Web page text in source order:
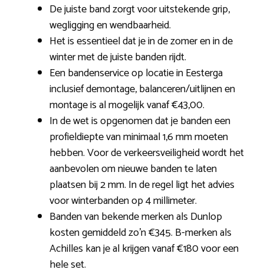
De juiste band zorgt voor uitstekende grip,
wegligging en wendbaarheid.
Het is essentieel dat je in de zomer en in de
winter met de juiste banden rijdt.
Een bandenservice op locatie in Eesterga
inclusief demontage, balanceren/uitlijnen en
montage is al mogelijk vanaf €43,00.
In de wet is opgenomen dat je banden een
profieldiepte van minimaal 1,6 mm moeten
hebben. Voor de verkeersveiligheid wordt het
aanbevolen om nieuwe banden te laten
plaatsen bij 2 mm. In de regel ligt het advies
voor winterbanden op 4 millimeter.
Banden van bekende merken als Dunlop
kosten gemiddeld zo’n €345. B-merken als
Achilles kan je al krijgen vanaf €180 voor een
hele set.